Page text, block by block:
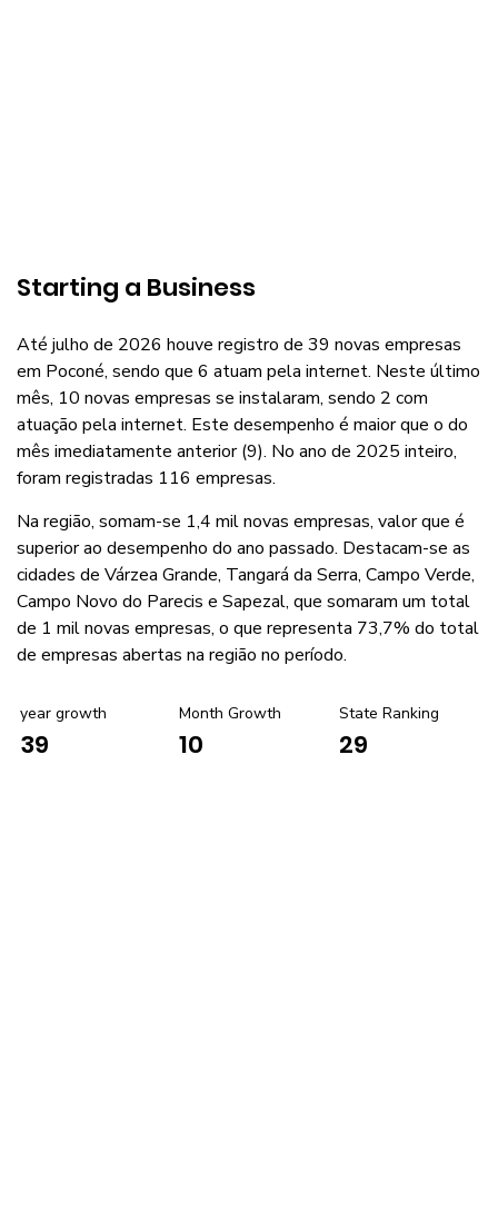
Starting a Business
Até julho de 2026 houve registro de 39 novas empresas
em Poconé, sendo que 6 atuam pela internet. Neste último
mês, 10 novas empresas se instalaram, sendo 2 com
atuação pela internet. Este desempenho é maior que o do
mês imediatamente anterior (9). No ano de 2025 inteiro,
foram registradas 116 empresas.
Na região, somam-se 1,4 mil novas empresas, valor que é
superior ao desempenho do ano passado. Destacam-se as
cidades de Várzea Grande, Tangará da Serra, Campo Verde,
Campo Novo do Parecis e Sapezal, que somaram um total
de 1 mil novas empresas, o que representa 73,7% do total
de empresas abertas na região no período.
year growth
39
Month Growth
10
State Ranking
29